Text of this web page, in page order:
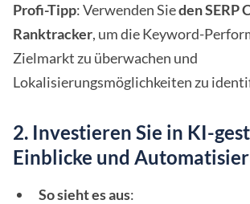
Profi-Tipp: Verwenden Sieden SERP
Ranktracker, um die Keyword-
Zielmarkt zu überwachen und
Lokalisierungsmöglichkeiten zu
2. Investieren Sie in KI-
Einblicke und
So sieht es aus: